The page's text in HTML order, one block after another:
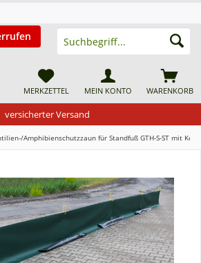
versicherter Versand
WARENKORB
MERKZETTEL MEIN KONTO
Amphibienschutzzaun für Standfuß GTH-S-ST mit